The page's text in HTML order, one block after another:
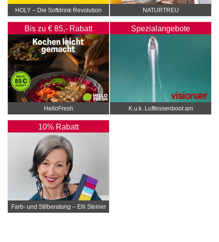
HOLY – Die Softdrink Revolution NATURTREU
Bis zu € 85,- Rabatt
HelloFresh
Spezialangebote
K.u.k. Luftkissenboot am
Wörthersee
10% Rabatt
Farb- und Stilberatung – Elli Steiner